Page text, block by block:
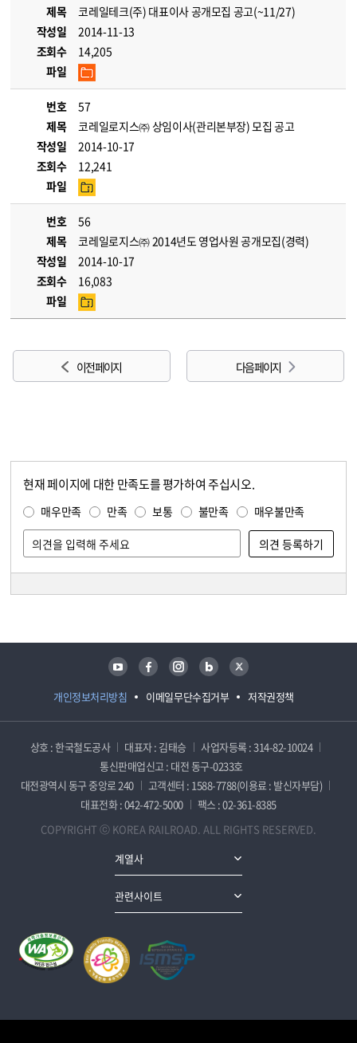
제목
코레일테크(주) 대표이사 공개모집 공고(~11/27)
작성일
2014-11-13
조회수
14,205
파일
번호
57
제목
코레일로지스㈜ 상임이사(관리본부장) 모집 공고
작성일
2014-10-17
조회수
12,241
파일
번호
56
제목
코레일로지스㈜ 2014년도 영업사원 공개모집(경력)
작성일
2014-10-17
조회수
16,083
파일
이전 페이지 다음 페이지
현재 페이지에 대한 만족도를 평가하여 주십시오.
매우만족 만족 보통 불만족 매우불만족
개인정보처리방침 이메일무단수집거부 저작권정책
유튜브 페이스북 인스타그램 블로그 트위터
상호 : 한국철도공사 대표자 : 김태승
사업자등록 : 314-82-10024
통신판매업신고 : 대전 동구-0233호
대전광역시 동구 중앙로 240
고객센터 : 1588-7788(이용료 : 발신자부담)
대표전화 : 042-472-5000
팩스 : 02-361-8385
COPYRIGHT ⓒ KOREA RAILROAD. ALL RIGHTS RESERVED.
계열사
관련사이트